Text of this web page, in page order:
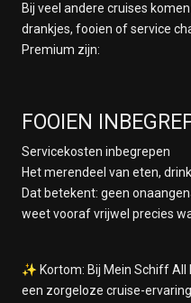
Bij veel andere cruises
drankjes, fooien of service
Premium zijn:
FOOIEN
Servicekosten inbegrepen
Het merendeel van eten,
Dat betekent: geen
weet vooraf vrijwel precies
✨ Kortom: Bij Mein Schiff All
een zorgeloze cruise-